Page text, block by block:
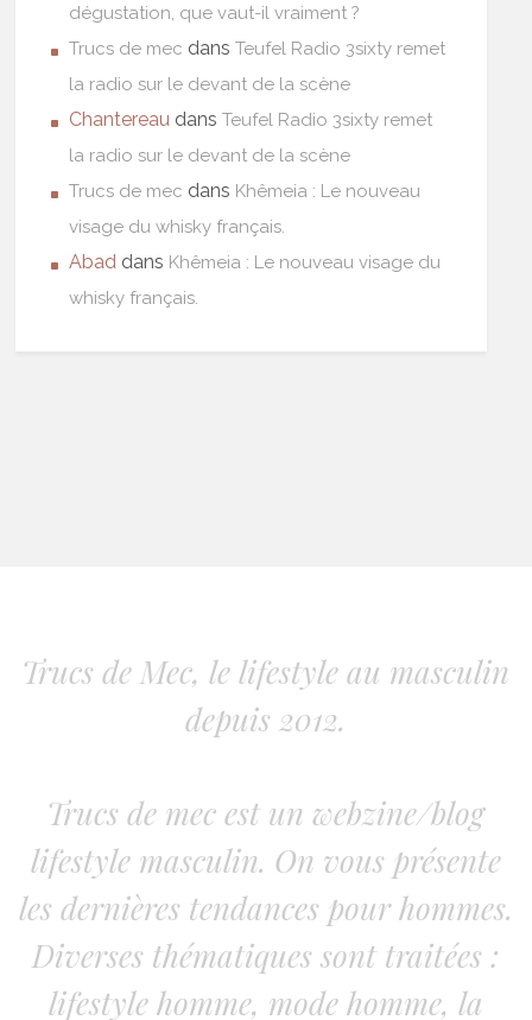
dégustation, que vaut-il vraiment ?
Trucs de mec dansTeufel Radio 3sixty remet
la radio sur le devant de la scène
Chantereau dansTeufel Radio 3sixty remet
la radio sur le devant de la scène
Trucs de mec dans Khêmeia : Le nouveau
visage du whisky français.
Abad dans Khêmeia : Le nouveau visage du
whisky français.
Trucs de Mec, le lifestyle au masculin
depuis 2012.
Trucs de mec est un webzine/blog
lifestyle masculin. On vous présente
les dernières tendances pour hommes.
Diverses thématiques sont traitées :
lifestyle homme, mode homme, la